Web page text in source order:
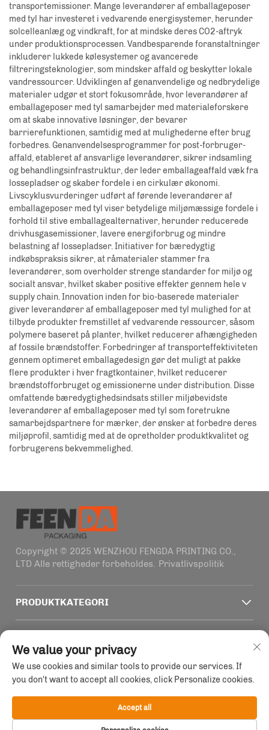
transportemissioner. Mange leverandører af emballageposer
med tyl har investeret i vedvarende energisystemer, herunder
solcelleanlæg og vindkraft, for at mindske deres CO2-aftryk
under produktionsprocessen. Vandbesparende foranstaltninger
inkluderer lukkede kølesystemer og avancerede
filtreringsteknologier, som mindsker affald og beskytter lokale
vandressourcer. Udviklingen af genanvendelige og nedbrydelige
materialer udgør et stort fokusområde, hvor leverandører af
emballageposer med tyl samarbejder med materialeforskere
om at skabe innovative løsninger, der bevarer
barrierefunktionen, samtidig med at mulighederne efter brug
forbedres. Genanvendelsesprogrammer for post-forbruger-
affald, etableret af ansvarlige leverandører, sikrer indsamling
og behandlingsinfrastruktur, der leder emballageaffald væk fra
lossepladser og skaber fordele i en cirkulær økonomi.
Livscyklusvurderinger udført af førende leverandører af
emballageposer med tyl viser betydelige miljømæssige fordele i
forhold til stive emballagealternativer, herunder reducerede
drivhusgasemissioner, lavere energiforbrug og mindre
belastning af lossepladser. Initiativer for bæredygtig
indkøbspraksis sikrer, at råmaterialer stammer fra
leverandører, som overholder strenge standarder for miljø og
socialt ansvar, hvilket skaber positive effekter gennem hele v
supply chain. Innovation inden for bio-baserede materialer
giver leverandører af emballageposer med tyl mulighed for at
tilbyde produkter fremstillet af vedvarende ressourcer, såsom
polymere baseret på planter, hvilket reducerer afhængigheden
af fossile brændstoffer. Forbedringer af transporteffektiviteten
gennem optimeret emballagedesign gør det muligt at pakke
flere produkter i hver fragtkontainer, hvilket reducerer
brændstofforbruget og emissionerne under distribution. Disse
omfattende bæredygtighedsindsats stiller miljøbevidste
leverandører af emballageposer med tyl som foretrukne
samarbejdspartnere for mærker, der ønsker at forbedre deres
miljøprofil, samtidig med at de opretholder produktkvalitet og
forbrugerens bekvemmelighed.
Copyright © 2025 WENZHOU FENGDA PRINTING CO.,
LTD Alle rettigheder forbeholdes. Privatlivspolitik
PRODUKTKATEGORI
KONTAKTOPLYSNINGER
Office add : Bygning 4, nr. 1915-2011 Haifeng vej,
Wenzhou, Zhejiang, Kina
E-mail:[email protected]
We value your privacy
We use cookies and similar tools to provide our services. If
you don't want to accept all cookies, click Personalize cookies.
Accept all